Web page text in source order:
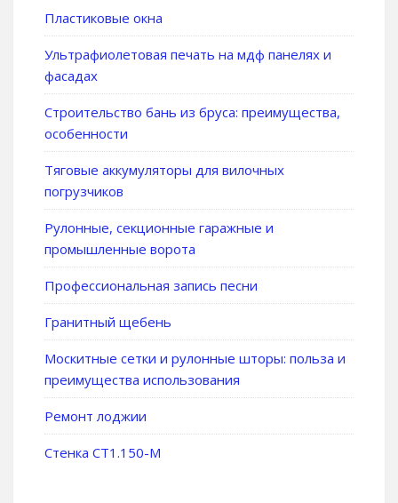
Пластиковые окна
Ультрафиолетовая печать на мдф панелях и
фасадах
Строительство бань из бруса: преимущества,
особенности
Тяговые аккумуляторы для вилочных
погрузчиков
Рулонные, секционные гаражные и
промышленные ворота
Профессиональная запись песни
Гранитный щебень
Москитные сетки и рулонные шторы: польза и
преимущества использования
Ремонт лоджии
Стенка СТ1.150-М